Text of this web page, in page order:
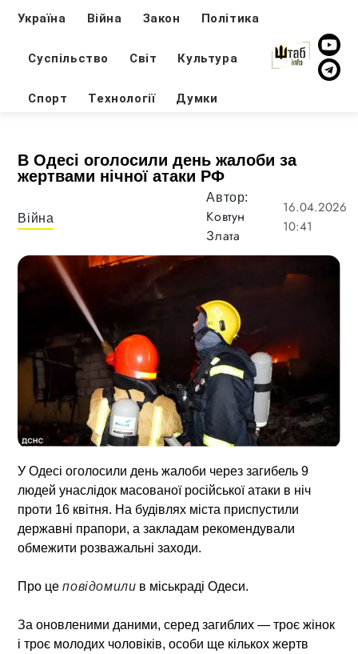
Україна Війна Закон Політика
Суспільство Світ Культура
Спорт Технології Думки
В Одесі оголосили день жалоби за
жертвами нічної атаки РФ
Війна
Автор:
Ковтун
Злата
16.04.2026
10:41
У Одесі оголосили день жалоби через загибель 9
людей унаслідок масованої російської атаки в ніч
проти 16 квітня. На будівлях міста приспустили
державні прапори, а закладам рекомендували
обмежити розважальні заходи.
Про цеповідомили в міськраді Одеси.
За оновленими даними, серед загиблих — троє жінок
і троє молодих чоловіків, особи ще кількох жертв